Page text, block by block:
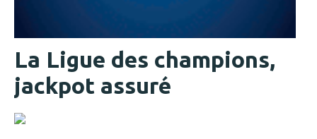
La Ligue des champions,
jackpot assuré